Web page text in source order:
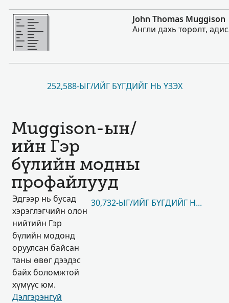
Нэмэх
John Thomas Muggison
Англи дахь төрөлт,
252,588-ЫГ/ИЙГ БҮГДИЙГ НЬ ҮЗЭХ
Muggison-ын/
ийн Гэр
бүлийн модны
профайлууд
Эдгээр нь бусад
хэрэглэгчийн олон
нийтийн Гэр
бүлийн модонд
оруулсан байсан
таны өвөг дээдэс
байх боломжтой
хүмүүс юм.
Дэлгэрэнгүй
30,732-ЫГ/ИЙГ БҮГДИЙГ НЬ ҮЗЭХ